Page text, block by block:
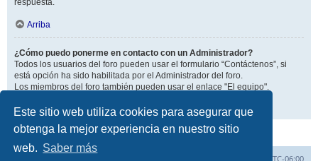
Este sitio web utiliza cookies para asegurar que
obtenga la mejor experiencia en nuestro sitio
web. Saber más
respuesta.
Arriba
¿Cómo puedo ponerme en contacto con un Administrador?
Todos los usuarios del foro pueden usar el formulario “Contáctenos”, si
está opción ha sido habilitada por el Administrador del foro.
Los miembros del foro también pueden usar el enlace "El equipo".
Arriba
UTC-06:00